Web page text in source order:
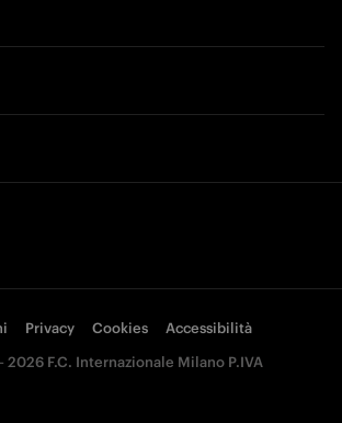
Privacy Cookies
Accessibilità
F.C. Internazionale Milano P.IVA